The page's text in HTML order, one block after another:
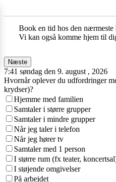
Book en tid hos den
Vi kan også komme hjem til
Næste
7:41 søndag den 9. august , 2026
Hvornår oplever du udfordringer
krydser)?
Hjemme med familien
Samtaler i større grupper
Samtaler i mindre grupper
Når jeg taler i telefon
Når jeg hører tv
Samtaler med 1 person
I større rum (fx teater,
I støjende omgivelser
På arbejdet